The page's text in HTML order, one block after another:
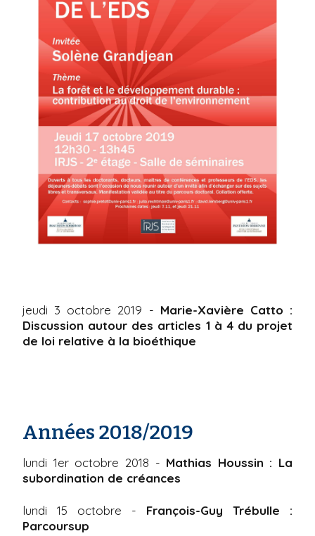
jeudi 3 octobre 2019 - Marie-Xavière Catto :
Discussion autour des articles 1 à 4 du projet
de loi relative à la bioéthique
Années 2018/2019
lundi 1er octobre 2018 - Mathias Houssin : La
subordination de créances
lundi 15 octobre - François-Guy Trébulle :
Parcoursup